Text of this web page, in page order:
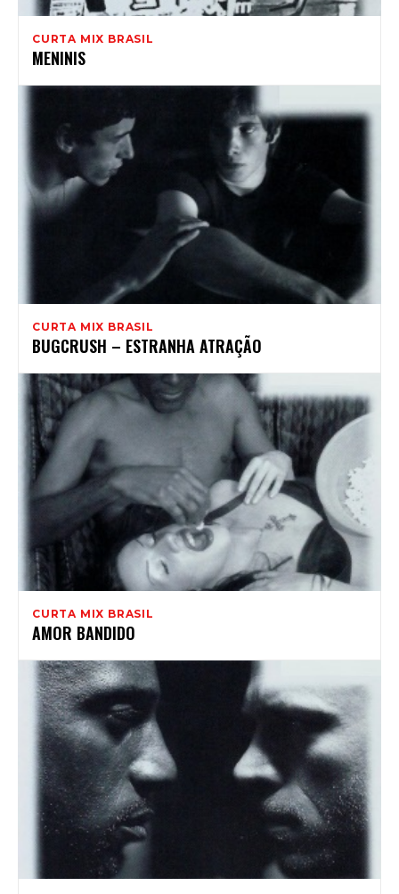
CURTA MIX BRASIL
MENINIS
CURTA MIX BRASIL
BUGCRUSH – ESTRANHA ATRAÇÃO
CURTA MIX BRASIL
AMOR BANDIDO